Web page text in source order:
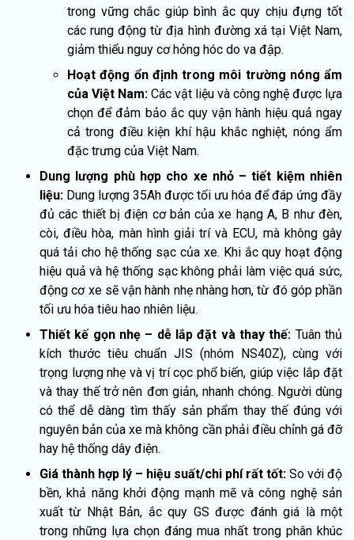
trong vững chắc giúp bình ắc quy chịu đựng tốt
các rung động từ địa hình đường xá tại Việt Nam,
giảm thiểu nguy cơ hỏng hóc do va đập.
Hoạt động ổn định trong môi trường nóng ẩm
của Việt Nam: Các vật liệu và công nghệ được lựa
chọn để đảm bảo ắc quy vận hành hiệu quả ngay
cả trong điều kiện khí hậu khắc nghiệt, nóng ẩm
đặc trưng của Việt Nam.
Dung lượng phù hợp cho xe nhỏ – tiết kiệm nhiên
liệu: Dung lượng 35Ah được tối ưu hóa để đáp ứng đầy
đủ các thiết bị điện cơ bản của xe hạng A, B như đèn,
còi, điều hòa, màn hình giải trí và ECU, mà không gây
quá tải cho hệ thống sạc của xe. Khi ắc quy hoạt động
hiệu quả và hệ thống sạc không phải làm việc quá sức,
động cơ xe sẽ vận hành nhẹ nhàng hơn, từ đó góp phần
tối ưu hóa tiêu hao nhiên liệu.
Thiết kế gọn nhẹ – dễ lắp đặt và thay thế: Tuân thủ
kích thước tiêu chuẩn JIS (nhóm NS40Z), cùng với
trọng lượng nhẹ và vị trí cọc phổ biến, giúp việc lắp đặt
và thay thế trở nên đơn giản, nhanh chóng. Người dùng
có thể dễ dàng tìm thấy sản phẩm thay thế đúng với
nguyên bản của xe mà không cần phải điều chỉnh gá đỡ
hay hệ thống dây điện.
Giá thành hợp lý – hiệu suất/chi phí rất tốt: So với độ
bền, khả năng khởi động mạnh mẽ và công nghệ sản
xuất từ Nhật Bản, ắc quy GS được đánh giá là một
trong những lựa chọn đáng mua nhất trong phân khúc